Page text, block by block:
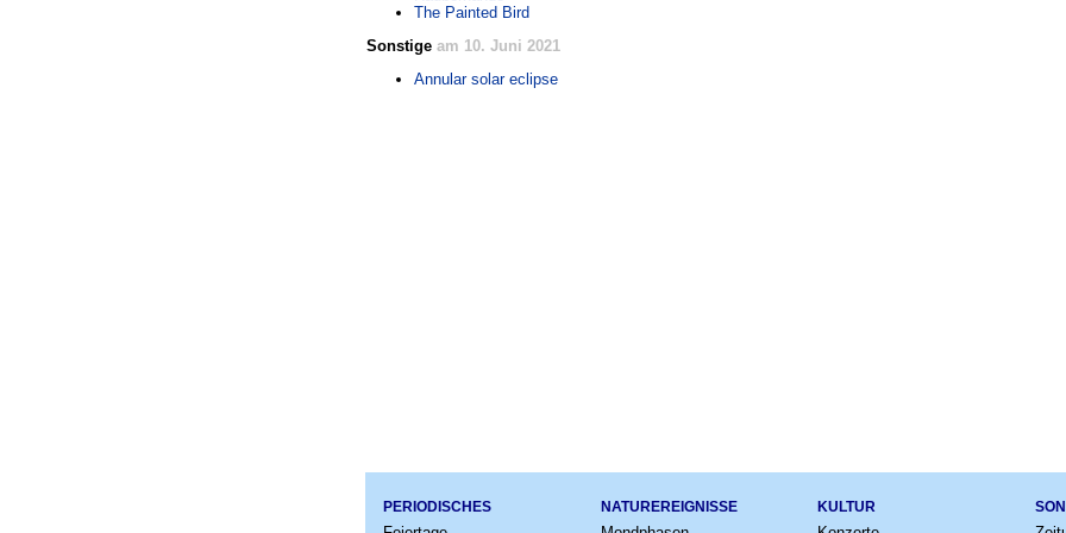
The Painted Bird
Sonstige am 10. Juni 2021
Annular solar eclipse
PERIODISCHES NATUREREIGNISSE KULTUR